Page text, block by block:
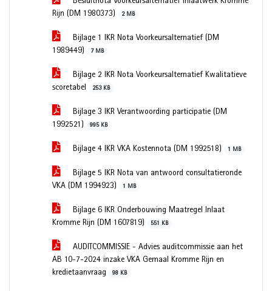
Rijn (DM 1980373)
2 MB
Bijlage 1 IKR Nota Voorkeursalternatief (DM
1989449)
7 MB
Bijlage 2 IKR Nota Voorkeursalternatief Kwalitatieve
scoretabel
253 KB
Bijlage 3 IKR Verantwoording participatie (DM
1992521)
995 KB
Bijlage 4 IKR VKA Kostennota (DM 1992518) 1 MB
Bijlage 5 IKR Nota van antwoord consultatieronde
VKA (DM 1994923)
1 MB
Bijlage 6 IKR Onderbouwing Maatregel Inlaat
Kromme Rijn (DM 1607819)
551 KB
AUDITCOMMISSIE - Advies auditcommissie aan het
AB 10-7-2024 inzake VKA Gemaal Kromme Rijn en
kredietaanvraag
98 KB